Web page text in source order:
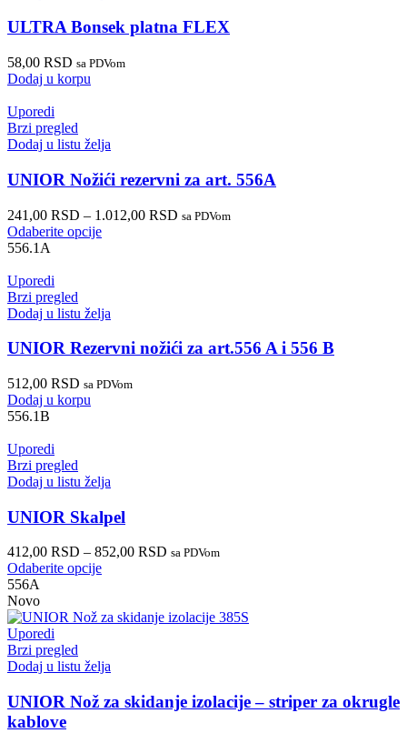
ULTRA Bonsek platna FLEX
58,00 RSD sa PDVom
Dodaj u korpu
Uporedi
Brzi pregled
Dodaj u listu želja
UNIOR Nožići rezervni za art. 556A
241,00 RSD – 1.012,00 RSD sa PDVom
Odaberite opcije
556.1A
Uporedi
Brzi pregled
Dodaj u listu želja
UNIOR Rezervni nožići za art.556 A i 556 B
512,00 RSD sa PDVom
Dodaj u korpu
556.1B
Uporedi
Brzi pregled
Dodaj u listu želja
UNIOR Skalpel
412,00 RSD – 852,00 RSD sa PDVom
Odaberite opcije
556A
Novo
Uporedi
Brzi pregled
Dodaj u listu želja
UNIOR Nož za skidanje izolacije – striper za okrugle
kablove